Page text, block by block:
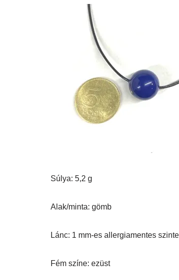
Súlya: 5,2 g
Alak/minta: gömb
Lánc: 1 mm-es allergiamentes
Fém színe: ezüst